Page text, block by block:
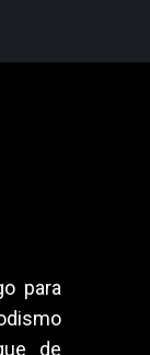
para
de